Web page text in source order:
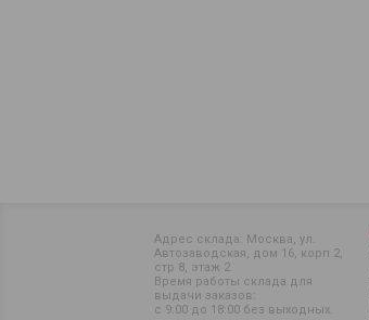
Адрес склада: Москва, ул.
Автозаводская, дом 16, корп 2,
стр 8, этаж 2
Время работы склада для
выдачи заказов:
с 9:00 до 18:00 без выходных.